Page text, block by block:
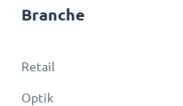
Branche
Retail
Optik